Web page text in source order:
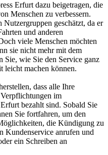
Erfurt dazu beigetragen, die
Menschen zu verbessern.
geschätzt, da er
und anderen
viele Menschen möchten
sie nicht mehr mit dem
Sie, wie Sie den Service ganz
leicht machen können.
dass alle Ihre
im
bezahlt sind. Sobald Sie
Sie fortfahren, um den
die Kündigung zu
Kundenservice anrufen und
ein Schreiben an